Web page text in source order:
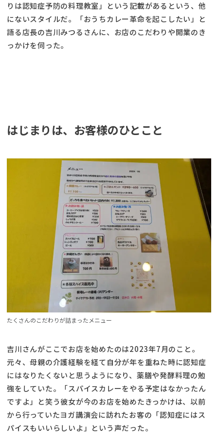
りは認知症予防の料理教室」という記載があるという、他
にないスタイルだ。「おうちカレー革命を起こしたい」と
語る店長の吉川みつるさんに、お店のこだわりや開業のき
っかけを伺った。
はじまりは、お客様のひとこと
たくさんのこだわりが詰まったメニュー
吉川さんがここでお店を始めたのは2023年7月のこと。
元々、母親の介護経験を経て自分が年を重ねた時に認知症
にはなりたくないと思うようになり、薬膳や発酵料理の勉
強をしていた。「スパイスカレーをやる予定はなかったん
ですよ」と笑う彼女が今のお店を始めたきっかけは、以前
から行っていたヨガ講演会に訪れたお客の「認知症にはス
パイスもいいらしいよ」という声だった。